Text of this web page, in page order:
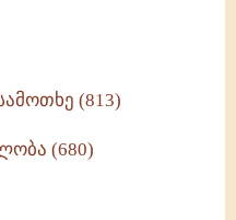
(813)
(680)